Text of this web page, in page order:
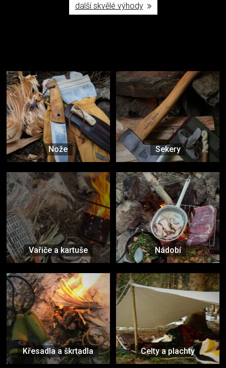
další skvělé výhody
Nože Sekery
Vařiče a kartuše Nádobí
Křesadla a škrtadla Celty a plachty